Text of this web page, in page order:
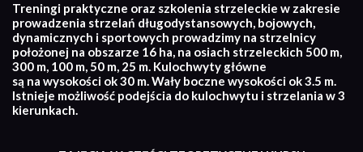
Treningi praktyczne oraz szkolenia strzeleckie w zakresie
prowadzenia strzelań długodystansowych, bojowych,
dynamicznych i sportowych prowadzimy na strzelnicy
położonej na obszarze 16 ha, na osiach strzeleckich 500 m,
300 m, 100 m, 50 m, 25 m. Kulochwyty główne
są na wysokości ok 30 m. Wały boczne wysokości ok 3.5 m.
Istnieje możliwość podejścia do kulochwytu i strzelania w 3
kierunkach.